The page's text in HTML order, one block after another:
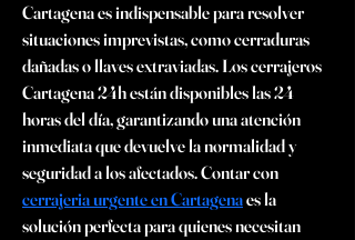
Cartagena es indispensable para resolver
situaciones imprevistas, como cerraduras
dañadas o llaves extraviadas. Los cerrajeros
Cartagena 24h están disponibles las 24
horas del día, garantizando una atención
inmediata que devuelve la normalidad y
seguridad a los afectados. Contar con
cerrajeria urgente en Cartagena es la
solución perfecta para quienes necesitan